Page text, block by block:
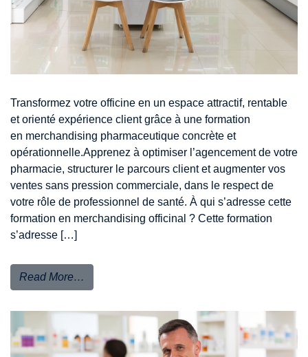
Transformez votre officine en un espace attractif, rentable
et orienté expérience client grâce à une formation
en merchandising pharmaceutique concrète et
opérationnelle.Apprenez à optimiser l’agencement de votre
pharmacie, structurer le parcours client et augmenter vos
ventes sans pression commerciale, dans le respect de
votre rôle de professionnel de santé. À qui s’adresse cette
formation en merchandising officinal ? Cette formation
s’adresse […]
Read More…